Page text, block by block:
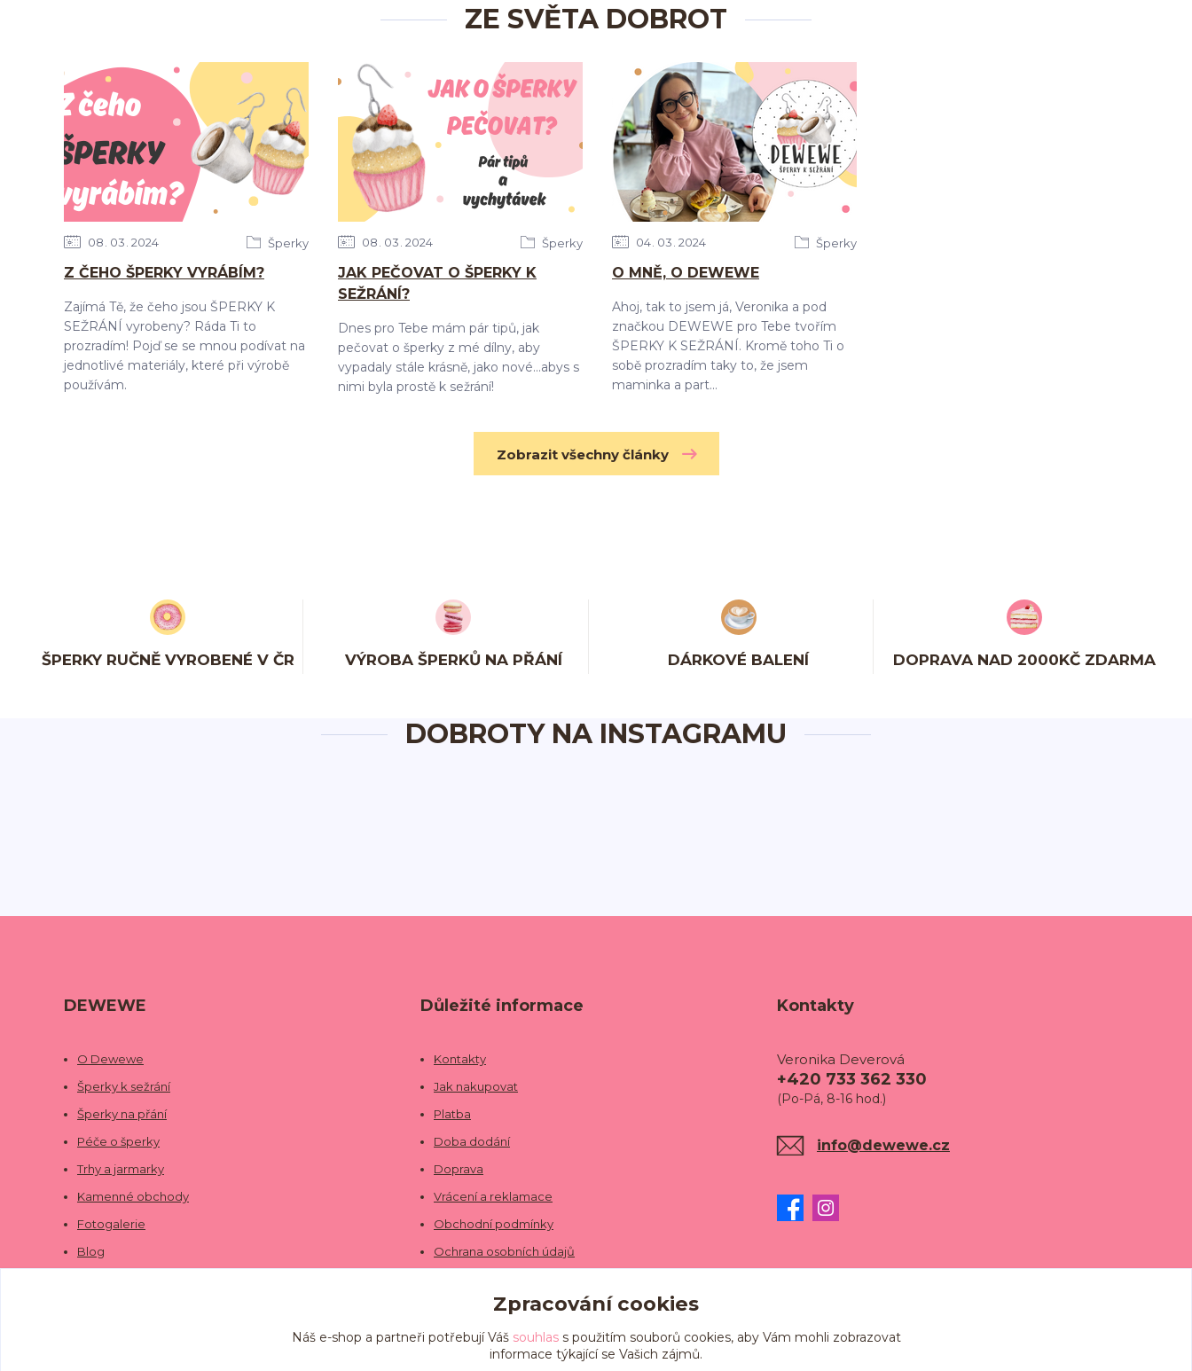
ZE SVĚTA DOBROT
08 03 2024 Šperky
Z ČEHO ŠPERKY VYRÁBÍM?
Zajímá Tě, že čeho jsou ŠPERKY K
SEŽRÁNÍ vyrobeny? Ráda Ti to
prozradím! Pojď se se mnou podívat na
jednotlivé materiály, které při výrobě
používám.
08 03 2024 Šperky
JAK PEČOVAT O ŠPERKY K
SEŽRÁNÍ?
Dnes pro Tebe mám pár tipů, jak
pečovat o šperky z mé dílny, aby
vypadaly stále krásně, jako nové...abys s
nimi byla prostě k sežrání!
04 03 2024 Šperky
O MNĚ, O DEWEWE
Ahoj, tak to jsem já, Veronika a pod
značkou DEWEWE pro Tebe tvořím
ŠPERKY K SEŽRÁNÍ. Kromě toho Ti o
sobě prozradím taky to, že jsem
maminka a part...
Zobrazit všechny články
ŠPERKY RUČNĚ VYROBENÉ V ČR VÝROBA ŠPERKŮ NA PŘÁNÍ DÁRKOVÉ BALENÍ DOPRAVA NAD 2000KČ ZDARMA
DOBROTY NA INSTAGRAMU
DEWEWE
O Dewewe
Šperky k sežrání
Šperky na přání
Péče o šperky
Trhy a jarmarky
Kamenné obchody
Fotogalerie
Blog
Důležité informace
Kontakty
Jak nakupovat
Platba
Doba dodání
Doprava
Vrácení a reklamace
Obchodní podmínky
Ochrana osobních údajů
Kontakty
Veronika Deverová
+420 733 362 330
(Po-Pá, 8-16 hod.)
info@dewewe.cz
Zpracování cookies
Náš e-shop a partneři potřebují Váš souhlass použitím souborů cookies, aby Vám mohli zobrazovat
informace týkající se Vašich zájmů.